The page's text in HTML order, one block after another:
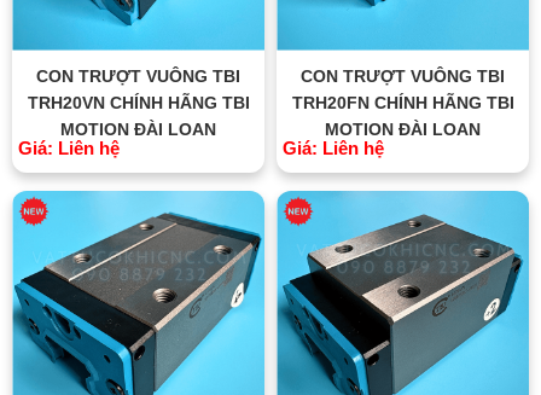
CON TRƯỢT VUÔNG TBI
TRH20VN CHÍNH HÃNG TBI
MOTION ĐÀI LOAN
Giá: Liên hệ
CON TRƯỢT VUÔNG TBI
TRH20FN CHÍNH HÃNG TBI
MOTION ĐÀI LOAN
Giá: Liên hệ